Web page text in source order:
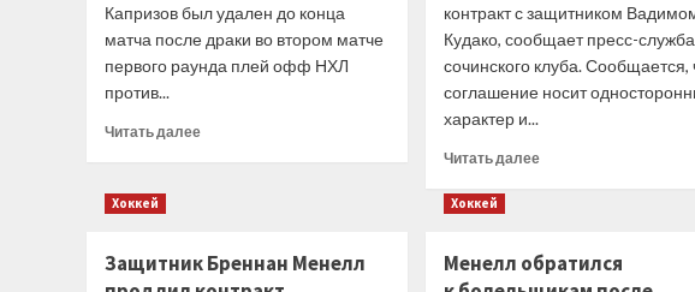
Капризов был удален до конца
матча после драки во втором матче
первого раунда плей офф НХЛ
против...
Читать далееПрочитать
до конца
матча
контракт с защитником
Кудако, сообщает пресс-служба
сочинского клуба. Сообщается,
соглашение носит
характер и...
Читать далееПрочитать
контракт
Хоккей
Защитник Бреннан Менелл
Хоккей
Менелл обратился